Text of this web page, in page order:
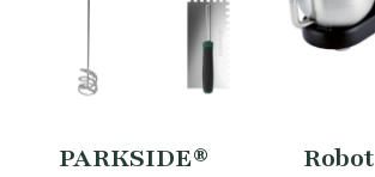
PARKSIDE®
Robot